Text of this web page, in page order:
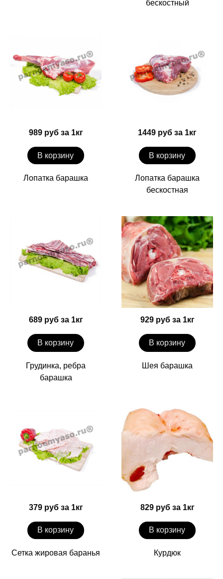
бескостный
989 руб за 1кг
В корзину
Лопатка барашка
1449 руб за 1кг
В корзину
Лопатка барашка
бескостная
689 руб за 1кг
В корзину
Грудинка, ребра
барашка
929 руб за 1кг
В корзину
Шея барашка
379 руб за 1кг
В корзину
Сетка жировая баранья
829 руб за 1кг
В корзину
Курдюк